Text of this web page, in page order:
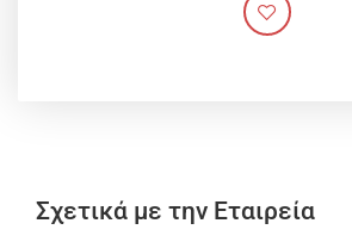
Σχετικά με την Εταιρεία